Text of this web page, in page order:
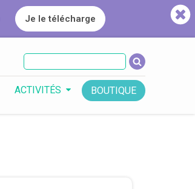
Je le télécharge
ACTIVITÉS BOUTIQUE